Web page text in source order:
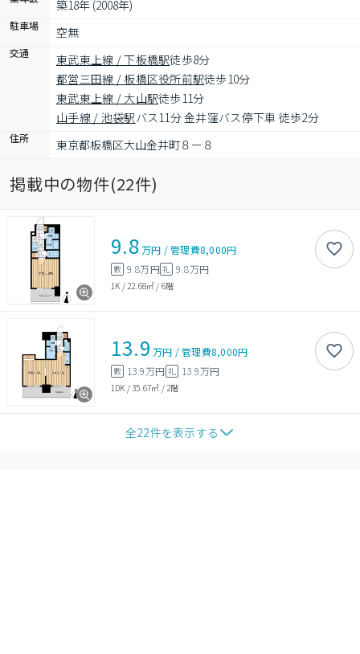
築18年 (2008年)
駐車場 空無
交通 東武東上線 / 下板橋駅徒歩8分
都営三田線 / 板橋区役所前駅徒歩10分
東武東上線 / 大山駅徒歩11分
山手線 / 池袋駅バス11分 金井窪バス停下車 徒歩2分
住所 東京都板橋区大山金井町８ー８
掲載中の物件(22件)
9.8万円 /管理費8,000円
敷 9.8万円礼 9.8万円
1K / 22.68㎡ / 6階
13.9 万円 /管理費8,000円
敷 13.9万円 礼 13.9万円
1DK /35.67㎡ / 2階
全22件を表示する